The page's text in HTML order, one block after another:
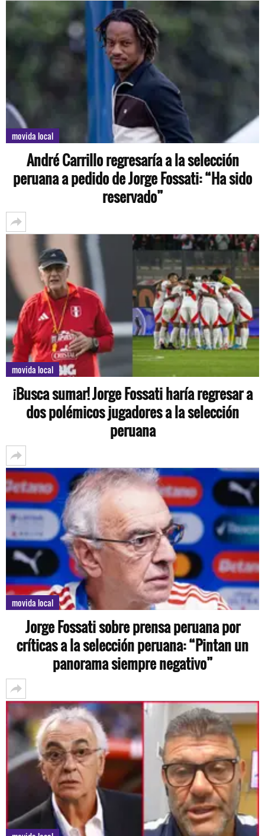
movida local
André Carrillo regresaría a la selección
peruana a pedido de Jorge Fossati: “Ha sido
reservado”
movida local
¡Busca sumar! Jorge Fossati haría regresar a
dos polémicos jugadores a la selección
peruana
movida local
Jorge Fossati sobre prensa peruana por
críticas a la selección peruana: “Pintan un
panorama siempre negativo”